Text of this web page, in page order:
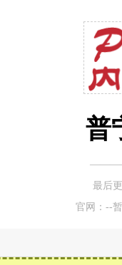
普
————
最后
官网：--